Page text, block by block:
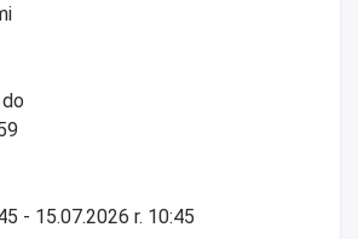
- 15.07.2026 r. 10:45